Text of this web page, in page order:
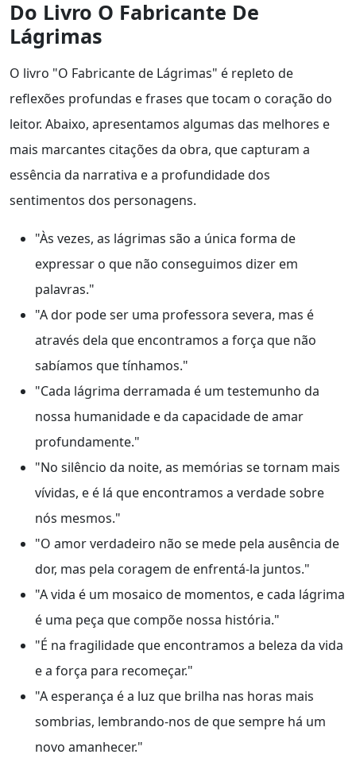
Do Livro O Fabricante De
Lágrimas
O livro "O Fabricante de Lágrimas" é repleto de
reflexões profundas e frases que tocam o coração do
leitor. Abaixo, apresentamos algumas das melhores e
mais marcantes citações da obra, que capturam a
essência da narrativa e a profundidade dos
sentimentos dos personagens.
"Às vezes, as lágrimas são a única forma de
expressar o que não conseguimos dizer em
palavras."
"A dor pode ser uma professora severa, mas é
através dela que encontramos a força que não
sabíamos que tínhamos."
"Cada lágrima derramada é um testemunho da
nossa humanidade e da capacidade de amar
profundamente."
"No silêncio da noite, as memórias se tornam mais
vívidas, e é lá que encontramos a verdade sobre
nós mesmos."
"O amor verdadeiro não se mede pela ausência de
dor, mas pela coragem de enfrentá-la juntos."
"A vida é um mosaico de momentos, e cada lágrima
é uma peça que compõe nossa história."
"É na fragilidade que encontramos a beleza da vida
e a força para recomeçar."
"A esperança é a luz que brilha nas horas mais
sombrias, lembrando-nos de que sempre há um
novo amanhecer."